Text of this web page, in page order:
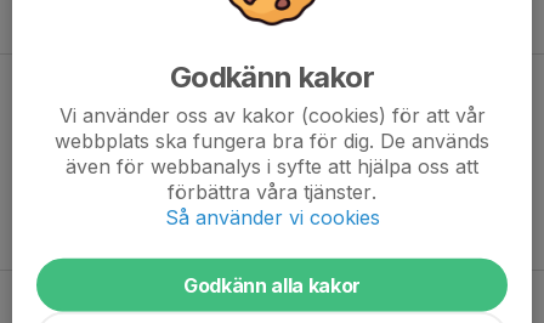
Blacktjärn och Härlanda tjärn, innan målgång.
Tävlingsinformation 2026
Distanser
Vårtävlingarna Trail 16 km - 14 mars, start11:00
Information och anmälan
Godkänn kakor
Vi använder oss av kakor (cookies) för att vår
webbplats ska fungera bra för dig. De används
även för webbanalys i syfte att hjälpa oss att
förbättra våra tjänster.
Så använder vi cookies
Godkänn alla kakor